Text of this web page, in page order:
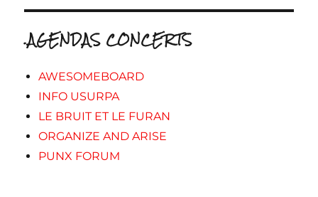
.AGENDAS CONCERTS
AWESOMEBOARD
INFO USURPA
LE BRUIT ET LE FURAN
ORGANIZE AND ARISE
PUNX FORUM